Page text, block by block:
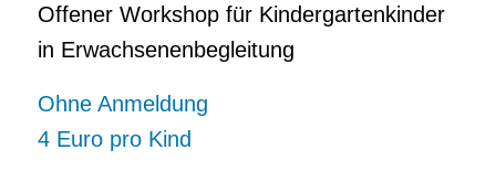
Offener Workshop für Kindergartenkinder
in Erwachsenenbegleitung
Ohne Anmeldung
4 Euro pro Kind